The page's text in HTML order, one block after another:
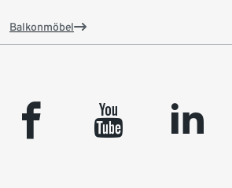
Balkonmöbel
facebook youtube linkedin